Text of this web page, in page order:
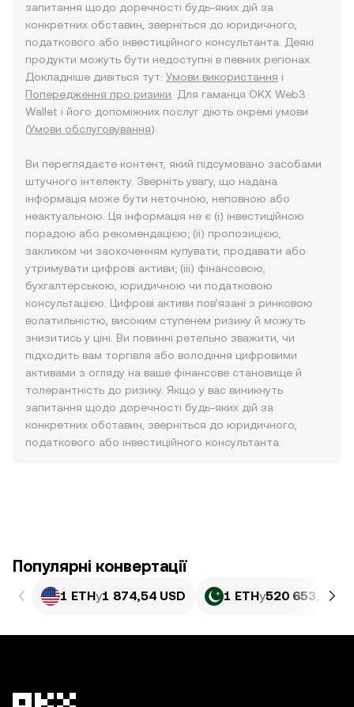
запитання щодо доречності будь-яких дій за
конкретних обставин, зверніться до юридичного,
податкового або інвестиційного консультанта. Деякі
продукти можуть бути недоступні в певних регіонах.
Докладніше дивіться тут: Умови використання і
Попередження про ризики . Для гаманця OKX Web3
Wallet і його допоміжних послуг діють окремі умови
(Умови обслуговування).
Ви переглядаєте контент, який підсумовано засобами
штучного інтелекту. Зверніть увагу, що надана
інформація може бути неточною, неповною або
неактуальною. Ця інформація не є (i) інвестиційною
порадою або рекомендацією; (ii) пропозицією,
закликом чи заохоченням купувати, продавати або
утримувати цифрові активи; (iii) фінансовою,
бухгалтерською, юридичною чи податковою
консультацією. Цифрові активи пов’язані з ринковою
волатильністю, високим ступенем ризику й можуть
знизитись у ціні. Ви повинні ретельно зважити, чи
підходить вам торгівля або володіння цифровими
активами з огляду на ваше фінансове становище й
толерантність до ризику. Якщо у вас виникнуть
запитання щодо доречності будь-яких дій за
конкретних обставин, зверніться до юридичного,
податкового або інвестиційного консультанта.
Популярні конвертації
1 ETHу1 874,54 USD 1 ETHу520 653,49